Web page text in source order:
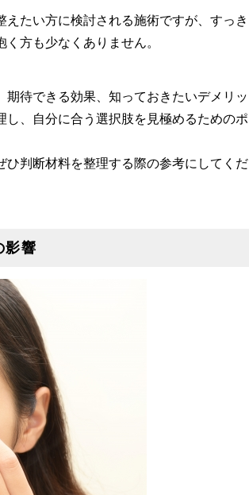
たい方に検討される施術ですが、すっき
く方も少なくありません。
待できる効果、知っておきたいデメリッ
、自分に合う選択肢を見極めるためのポ
判断材料を整理する際の参考にしてくだ
影響